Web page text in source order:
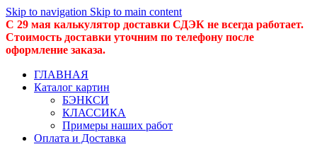
Skip to navigation Skip to main content
С 29 мая калькулятор доставки СДЭК не всегда работает.
Стоимость доставки уточним по телефону после
оформление заказа.
ГЛАВНАЯ
Каталог картин
БЭНКСИ
КЛАССИКА
Примеры наших работ
Оплата и Доставка